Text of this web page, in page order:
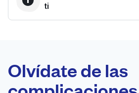
United States ES
ti
Laundryheap.com
Programa tu
Olvídate de las